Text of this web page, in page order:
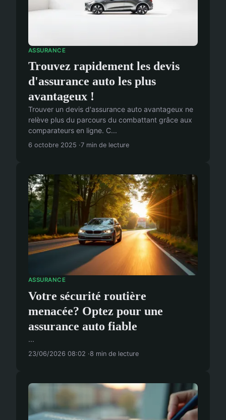
ASSURANCE
Trouvez rapidement les devis
d'assurance auto les plus
avantageux !
Trouver un devis d'assurance auto avantageux ne
relève plus du parcours du combattant grâce aux
comparateurs en ligne. C...
6 octobre 2025 7 min de lecture
ASSURANCE
Votre sécurité routière
menacée? Optez pour une
assurance auto fiable
...
23/06/2026 08:02 8 min de lecture